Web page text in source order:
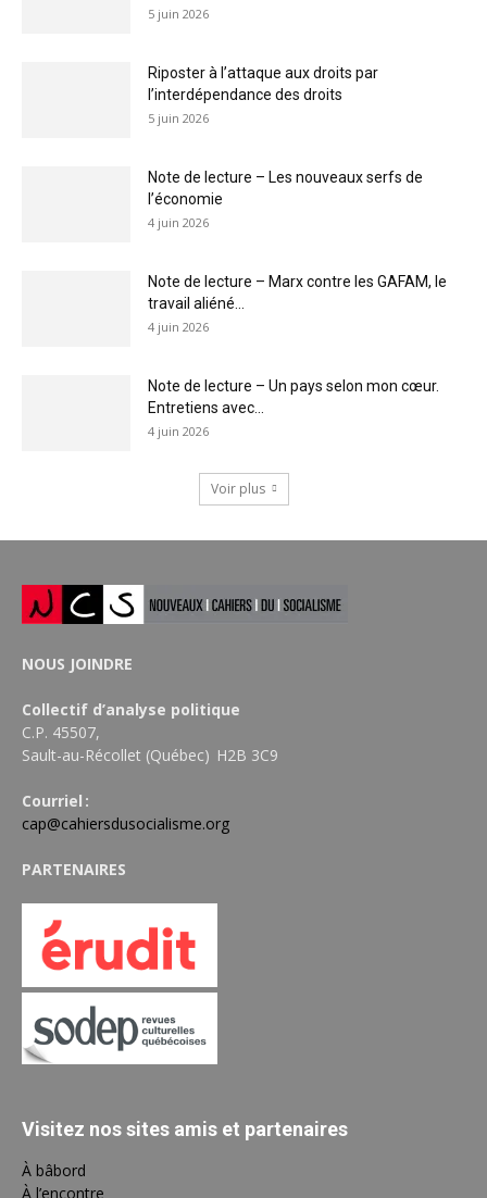
5 juin 2026
Riposter à l’attaque aux droits par
l’interdépendance des droits
5 juin 2026
Note de lecture – Les nouveaux serfs de
l’économie
4 juin 2026
Note de lecture – Marx contre les GAFAM, le
travail aliéné...
4 juin 2026
Note de lecture – Un pays selon mon cœur.
Entretiens avec...
4 juin 2026
Voir plus
NOUS JOINDRE
Collectif d’analyse politique
C.P. 45507,
Sault-au-Récollet (Québec) H2B 3C9
Courriel :
cap@cahiersdusocialisme.org
PARTENAIRES
Visitez nos sites amis et partenaires
À bâbord
À l’encontre